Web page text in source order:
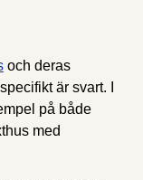
och deras
är svart. I
på både
med